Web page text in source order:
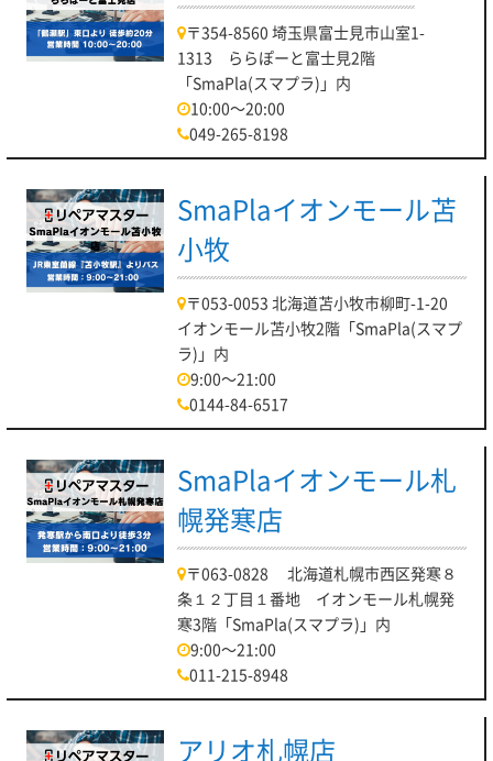
〒354-8560 埼玉県富士見市山室1-
1313 ららぽーと富士見2階
「SmaPla(スマプラ)」内
10:00～20:00
049-265-8198
SmaPlaイオンモール苫
小牧
〒053-0053 北海道苫小牧市柳町-1-20
イオンモール苫小牧2階「SmaPla(スマプ
ラ)」内
9:00～21:00
0144-84-6517
SmaPlaイオンモール札
幌発寒店
〒063-0828 北海道札幌市西区発寒８
条１２丁目１番地 イオンモール札幌発
寒3階「SmaPla(スマプラ)」内
9:00～21:00
011-215-8948
アリオ札幌店